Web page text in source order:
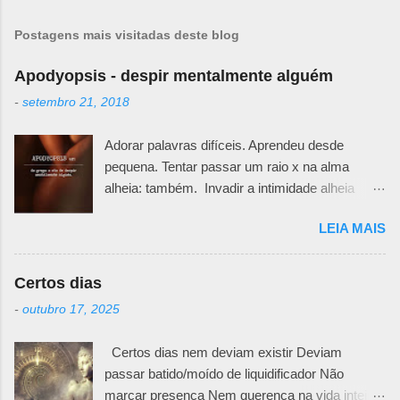
Postagens mais visitadas deste blog
Apodyopsis - despir mentalmente alguém
- setembro 21, 2018
Adorar palavras difíceis. Aprendeu desde
pequena. Tentar passar um raio x na alma
alheia: também. Invadir a intimidade alheia
sutileza necessária para ir desafiando teias e
véus e ir abrindo pedacinhos que outra pessoa
nossas feridas e nossos curativos emocionais.
mais fria e racional de trancar emoções. Pode
ser uma falta de generosidade que esconde
LEIA MAIS
Certos dias
- outubro 17, 2025
Certos dias nem deviam existir Deviam
passar batido/moído de liquidificador Não
marcar presença Nem querença na vida inteira